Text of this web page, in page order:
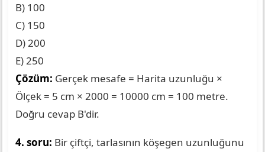
B) 100
C) 150
D) 200
E) 250
Çözüm: Gerçek mesafe = Harita uzunluğu ×
Ölçek = 5 cm × 2000 = 10000 cm = 100 metre.
Doğru cevap B'dir.
4. soru: Bir çiftçi, tarlasının köşegen uzunluğunu